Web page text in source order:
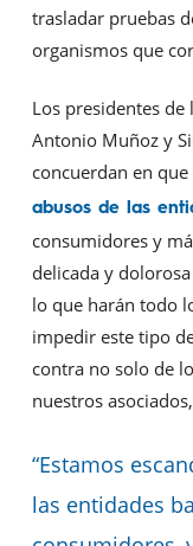
trasladar pruebas
organismos que
Los presidentes de
Antonio Muñoz y
concuerdan en que
abusos de las
consumidores y
delicada y
lo que harán todo
impedir este tipo
contra no solo de
nuestros
“Estamos
las entidades